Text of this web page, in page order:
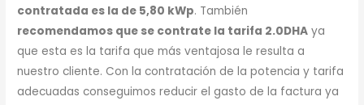
contratada es la de 5,80 kWp. También
recomendamos que se contrate la tarifa 2.0DHA ya
que esta es la tarifa que más ventajosa le resulta a
nuestro cliente. Con la contratación de la potencia y tarifa
adecuadas conseguimos reducir el gasto de la factura ya